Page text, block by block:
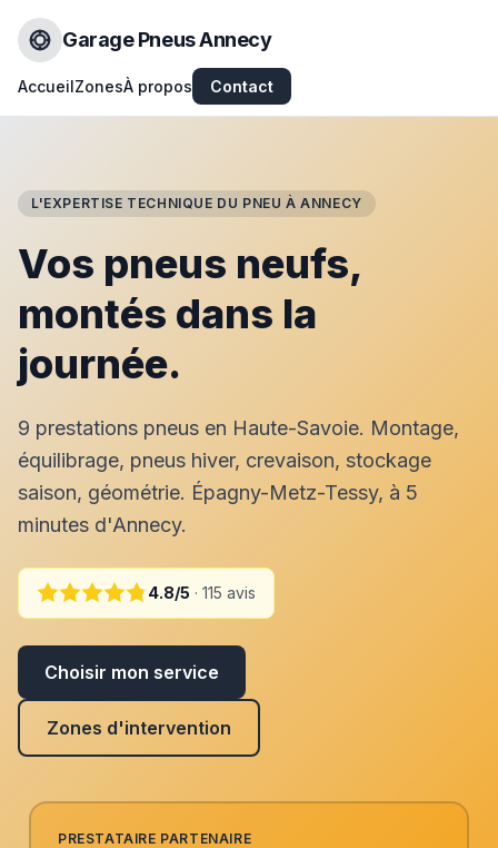
Garage Pneus Annecy
AccueilZonesÀ propos Contact
L'EXPERTISE TECHNIQUE DU PNEU À ANNECY
Vos pneus neufs,
montés dans la
journée.
9 prestations pneus en Haute-Savoie. Montage,
équilibrage, pneus hiver, crevaison, stockage
saison, géométrie. Épagny-Metz-Tessy, à 5
minutes d'Annecy.
4.8/5 · 115 avis
Choisir mon service
Zones d'intervention
PRESTATAIRE PARTENAIRE